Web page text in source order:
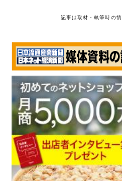
記事は取材・執筆時の